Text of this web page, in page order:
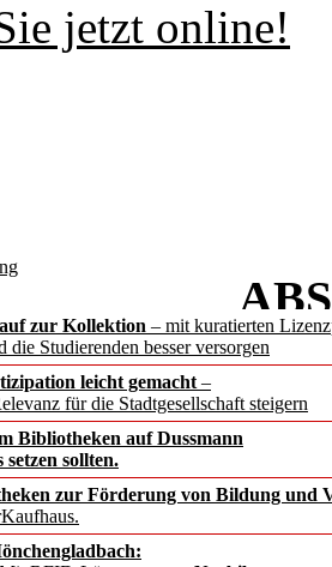
jetzt online!
zur Kollektion – mit kuratierten
Studierenden besser versorgen
leicht gemacht –
für die Stadtgesellschaft steigern
Bibliotheken auf Dussmann
sollten.
zur Förderung von Bildung und
b.i.t.
Wo stehen